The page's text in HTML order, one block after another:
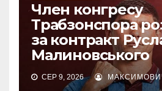
Член конгресу
Трабзонспора
за контракт
Малиновського
СЕР 9, 2026